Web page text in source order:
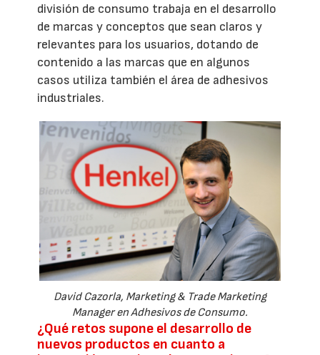
división de consumo trabaja en el desarrollo
de marcas y conceptos que sean claros y
relevantes para los usuarios, dotando de
contenido a las marcas que en algunos
casos utiliza también el área de adhesivos
industriales.
David Cazorla, Marketing & Trade Marketing
Manager en Adhesivos de Consumo.
¿Qué retos supone el desarrollo de
nuevos productos en cuanto a